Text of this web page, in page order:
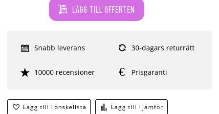
Lägg till offerten
Lägg till i önskelista Lägg till i jämför
Snabb leverans 30-dagars returrätt
10000 recensioner Prisgaranti